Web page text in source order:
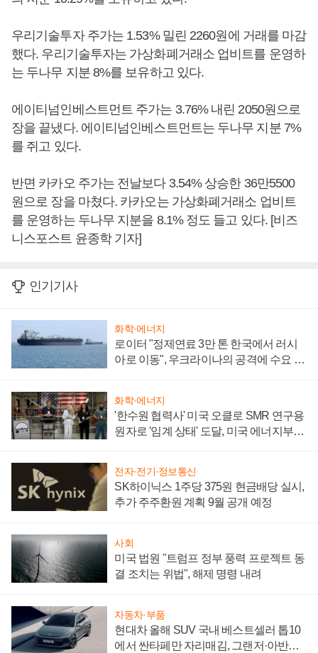
우리기술투자 주가는 1.53% 밀린 2260원에 거래를 마감
했다. 우리기술투자는 가상화폐거래소 업비트를 운영하
는 두나무 지분 8%를 보유하고 있다.
에이티넘인베스트먼트 주가는 3.76% 내린 2050원으로
장을 끝냈다. 에이티넘인베스트먼트는 두나무 지분 7%
를 쥐고 있다.
반면 카카오 주가는 전날보다 3.54% 상승한 36만5500
원으로 장을 마쳤다. 카카오는 가상화폐거래소 업비트
를 운영하는 두나무 지분을 8.1% 정도 들고 있다. [비즈
니스포스트 윤종학 기자]
인기기사
화학·에너지
로이터 "정제연료 3만 톤 한국에서 러시
아로 이동", 우크라이나의 공격에 수요 늘
화학·에너지
'한수원 협력사' 미국 오클로 SMR 연구용
원자로 '임계 상태' 도달, 미국 에너지부
전자·전기·정보통신
SK하이닉스 1주당 375원 현금배당 실시,
추가 주주환원 계획 9월 공개 예정
사회
미국 법원 "트럼프 정부 풍력 프로젝트 동
결 조치는 위법", 해제 명령 내려
자동차·부품
현대차 올해 SUV 국내 베스트셀러 톱10
에서 싼타페만 자리매김, 그랜저·아반떼